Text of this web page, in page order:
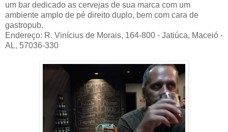
um bar dedicado as cervejas de sua marca com um
ambiente amplo de pé direito duplo, bem com cara de
gastropub.
Endereço: R. Vinícius de Morais, 164-800 - Jatiúca, Maceió -
AL, 57036-330